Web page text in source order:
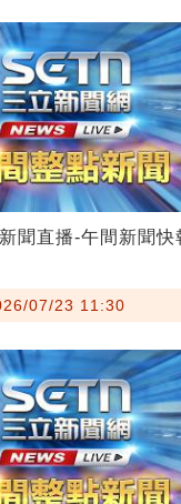
聞直播-午間新聞快
07/23 11:30